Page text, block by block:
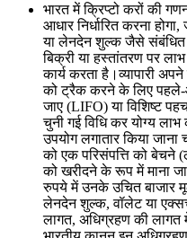
भारत में क्रिप्टो करों की
आधार निर्धारित करना
या लेनदेन शुल्क जैसे संबंधित
बिक्री या हस्तांतरण पर
कार्य करता है।व्यापारी
को ट्रैक करने के लिए
जाए (LIFO) या विशिष्ट
चुनी गई विधि कर योग्य
उपयोग लगातार किया जाना
को एक परिसंपत्ति को बेचने
को खरीदने के रूप में माना
रुपये में उनके उचित बाजार
लेनदेन शुल्क, वॉलेट या
लागत, अधिग्रहण की लागत